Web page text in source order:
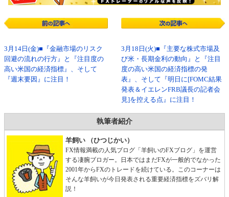
3月14日(金)■『金融市場のリスク
回避の流れの行方』と『注目度の
高い米国の経済指標』、そして
『週末要因』に注目！
3月18日(火)■『主要な株式市場及
び米・長期金利の動向』と『注目
度の高い米国の経済指標の発
表』、そして『明日に[FOMC結果
発表＆イエレンFRB議長の記者会
見]を控える点』に注目！
執筆者紹介
羊飼い （ひつじかい）
FX情報満載の人気ブログ「羊飼いのFXブログ」を運営
する凄腕ブロガー。日本ではまだFXが一般的でなかった
2001年からFXのトレードを続けている。このコーナーは
そんな羊飼いが今日発表される重要経済指標をズバリ解
説！